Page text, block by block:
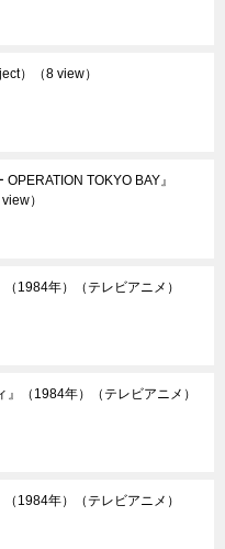
） （8 view）
OPERATION TOKYO BAY』
view）
（1984年）（テレビアニメ）
』（1984年）（テレビアニメ）
（1984年）（テレビアニメ）